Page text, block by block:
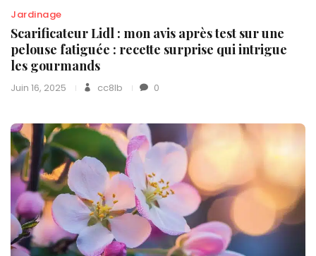
Jardinage
Scarificateur Lidl : mon avis après test sur une
pelouse fatiguée : recette surprise qui intrigue
les gourmands
Juin 16, 2025 cc8lb 0